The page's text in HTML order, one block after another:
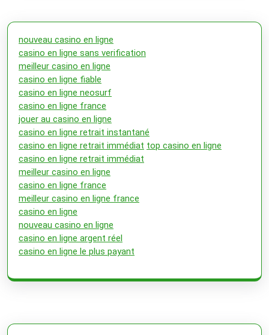
nouveau casino en ligne
casino en ligne sans verification
meilleur casino en ligne
casino en ligne fiable
casino en ligne neosurf
casino en ligne france
jouer au casino en ligne
casino en ligne retrait instantané
casino en ligne retrait immédiat top casino en ligne
casino en ligne retrait immédiat
meilleur casino en ligne
casino en ligne france
meilleur casino en ligne france
casino en ligne
nouveau casino en ligne
casino en ligne argent réel
casino en ligne le plus payant